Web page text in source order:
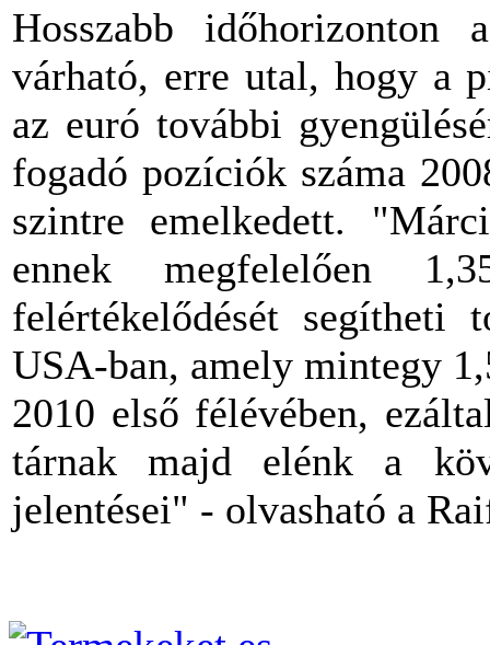
Hosszabb időhorizonton
várható, erre utal, hogy a
az euró további
fogadó pozíciók száma
szintre emelkedett.
ennek megfelelően
felértékelődését segítheti
USA-ban, amely mintegy
2010 első félévében,
tárnak majd elénk a
jelentései" - olvasható a